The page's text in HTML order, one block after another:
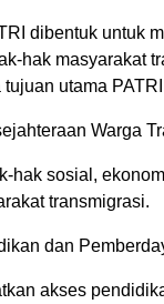
dibentuk untuk
hak masyarakat
tujuan utama
Warga
hak sosial,
transmigrasi.
dan
akses